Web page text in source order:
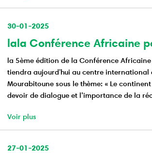
30-01-2025
lala Conférence Africaine
la 5ème édition de la Conférence
tiendra aujourd'hui au centre international
Mourabitoune sous le thème: « Le
devoir de dialogue et l’importance de la
Voir plus
27-01-2025